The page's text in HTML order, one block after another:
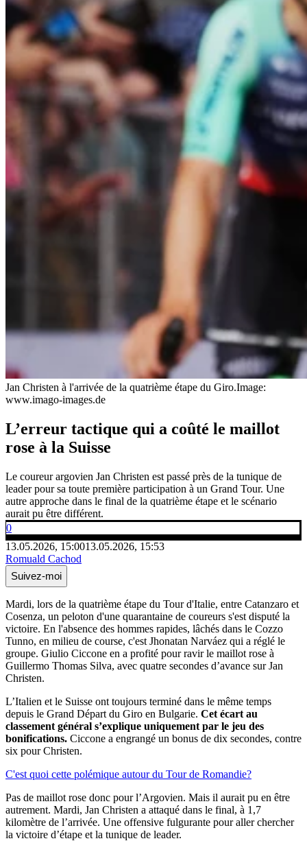
Jan Christen à l'arrivée de la quatrième étape du Giro.Image:
www.imago-images.de
L’erreur tactique qui a coûté le maillot
rose à la Suisse
Le coureur argovien Jan Christen est passé près de la tunique de
leader pour sa toute première participation à un Grand Tour. Une
autre approche dans le final de la quatrième étape et le scénario
aurait pu être différent.
0
13.05.2026, 15:0013.05.2026, 15:53
Romuald Cachod
Suivez-moi
Mardi, lors de la quatrième étape du Tour d'Italie, entre Catanzaro et
Cosenza, un peloton d'une quarantaine de coureurs s'est disputé la
victoire. En l'absence des hommes rapides, lâchés dans le Cozzo
Tunno, en milieu de course, c'est Jhonatan Narváez qui a réglé le
groupe. Giulio Ciccone en a profité pour ravir le maillot rose à
Guillermo Thomas Silva, avec quatre secondes d’avance sur Jan
Christen.
L’Italien et le Suisse ont toujours terminé dans le même temps
depuis le Grand Départ du Giro en Bulgarie. Cet écart au
classement général s’explique uniquement par le jeu des
bonifications. Ciccone a engrangé un bonus de dix secondes, contre
six pour Christen.
C'est quoi cette polémique autour du Tour de Romandie?
Pas de maillot rose donc pour l’Argovien. Mais il aurait pu en être
autrement. Mardi, Jan Christen a attaqué dans le final, à 1,7
kilomètre de l’arrivée. Une offensive fulgurante pour aller chercher
la victoire d’étape et la tunique de leader.